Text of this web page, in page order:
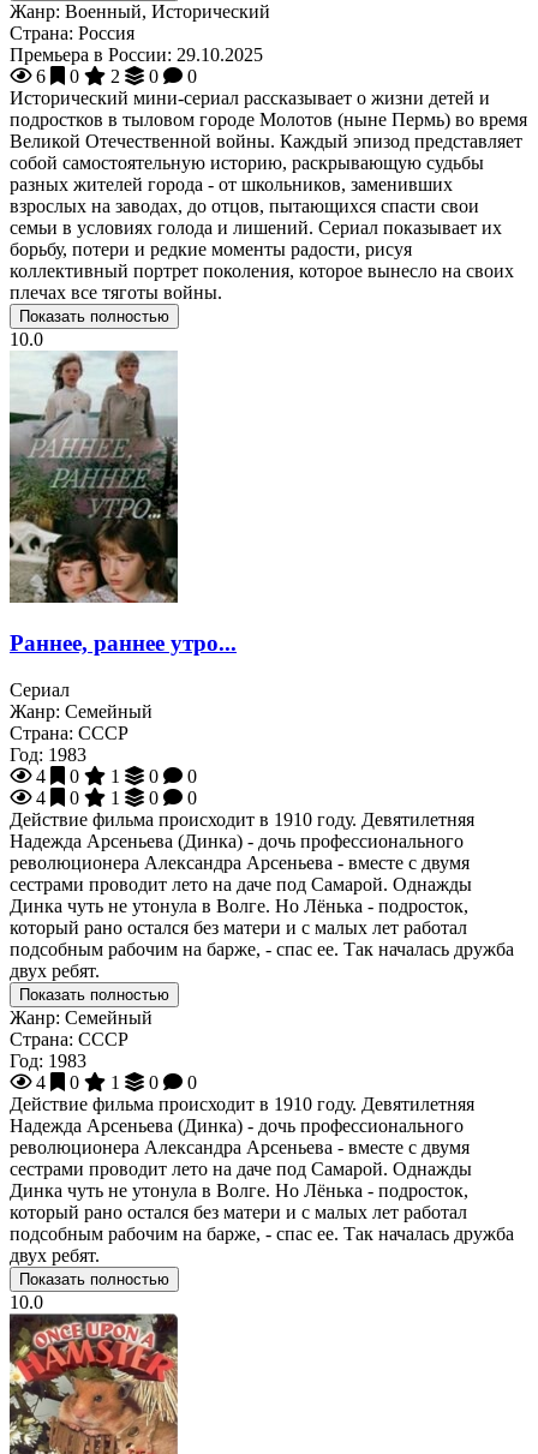
Жанр: Военный, Исторический
Страна: Россия
Премьера в России: 29.10.2025
6
0 2 0
0
Исторический мини-сериал рассказывает о жизни детей и
подростков в тыловом городе Молотов (ныне Пермь) во время
Великой Отечественной войны. Каждый эпизод представляет
собой самостоятельную историю, раскрывающую судьбы
разных жителей города - от школьников, заменивших
взрослых на заводах, до отцов, пытающихся спасти свои
семьи в условиях голода и лишений. Сериал показывает их
борьбу, потери и редкие моменты радости, рисуя
коллективный портрет поколения, которое вынесло на своих
плечах все тяготы войны.
Показать полностью
10.0
Раннее, раннее утро...
Сериал
Жанр: Семейный
Страна: СССР
Год: 1983
4
0 1 0
0
4
0 1 0
0
Действие фильма происходит в 1910 году. Девятилетняя
Надежда Арсеньева (Динка) - дочь профессионального
революционера Александра Арсеньева - вместе с двумя
сестрами проводит лето на даче под Самарой. Однажды
Динка чуть не утонула в Волге. Но Лёнька - подросток,
который рано остался без матери и с малых лет работал
подсобным рабочим на барже, - спас ее. Так началась дружба
двух ребят.
Показать полностью
Жанр: Семейный
Страна: СССР
Год: 1983
4
0 1 0
0
Действие фильма происходит в 1910 году. Девятилетняя
Надежда Арсеньева (Динка) - дочь профессионального
революционера Александра Арсеньева - вместе с двумя
сестрами проводит лето на даче под Самарой. Однажды
Динка чуть не утонула в Волге. Но Лёнька - подросток,
который рано остался без матери и с малых лет работал
подсобным рабочим на барже, - спас ее. Так началась дружба
двух ребят.
Показать полностью
10.0